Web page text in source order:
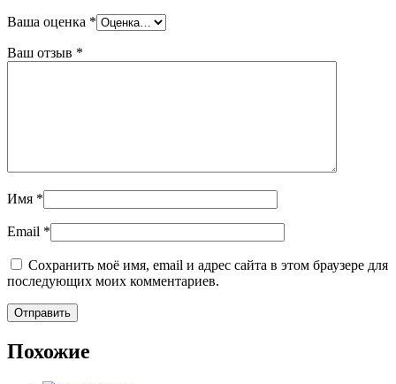
Ваша оценка *
Ваш отзыв *
Имя *
Email *
Сохранить моё имя, email и адрес сайта в этом браузере для
последующих моих комментариев.
Похожие